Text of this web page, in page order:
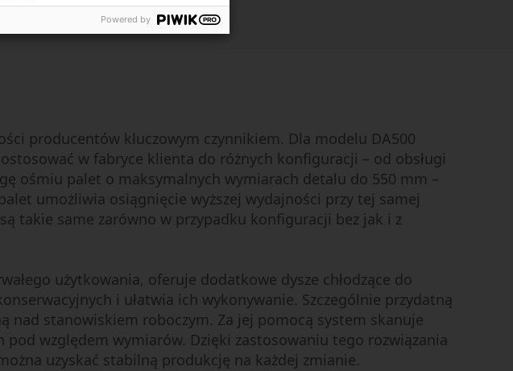
producentów kluczowym czynnikiem. Dla modelu DA500
w fabryce klienta do różnych konfiguracji – od obsługi
ośmiu palet o maksymalnych wymiarach detalu do 550 mm –
umożliwia osiągnięcie wyższej wydajności przy tej samej
takie same zarówno w przypadku konfiguracji bez jak i z
użytkowania, oferuje dodatkowe dysze chłodzące do
i ułatwia ich wykonywanie. Szczególnie przydatną
nad stanowiskiem roboczym. Za jej pomocą system skanuje
względem wymiarów. Dzięki zastosowaniu tego rozwiązania
uzyskać stabilną produkcję na każdej zmianie.
Powered by